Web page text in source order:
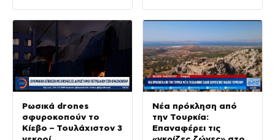
Ρωσικά drones
σφυροκοπούν το
Κίεβο – Τουλάχιστον 3
Νέα πρόκληση από
την Τουρκία:
Επαναφέρει τις